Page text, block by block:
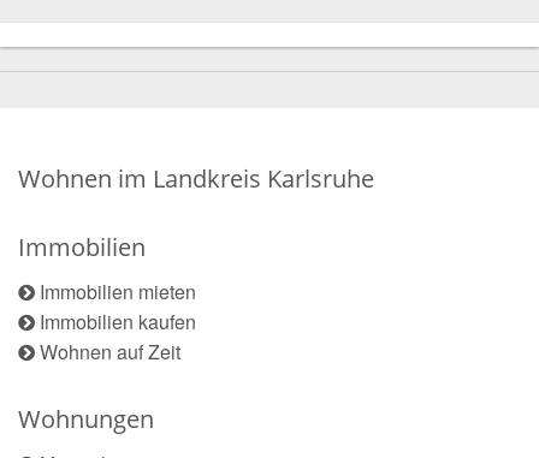
Wohnen im Landkreis Karlsruhe
Immobilien
Immobilien mieten
Immobilien kaufen
Wohnen auf Zeit
Wohnungen